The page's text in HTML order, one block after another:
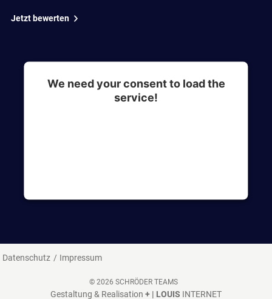
Jetzt bewerten
We need your consent to load the
service!
Datenschutz Impressum
© 2026 SCHRÖDER TEAMS
Gestaltung & Realisation + | LOUIS INTERNET